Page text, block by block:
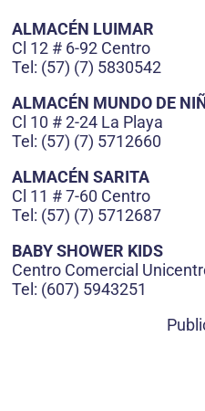
ALMACÉN LUIMAR
Cl 12 # 6-92 Centro
Tel: (57) (7) 5830542
ALMACÉN MUNDO DE
Cl 10 # 2-24 La Playa
Tel: (57) (7) 5712660
ALMACÉN SARITA
Cl 11 # 7-60 Centro
Tel: (57) (7) 5712687
BABY SHOWER KIDS
Centro Comercial
Tel: (607) 5943251